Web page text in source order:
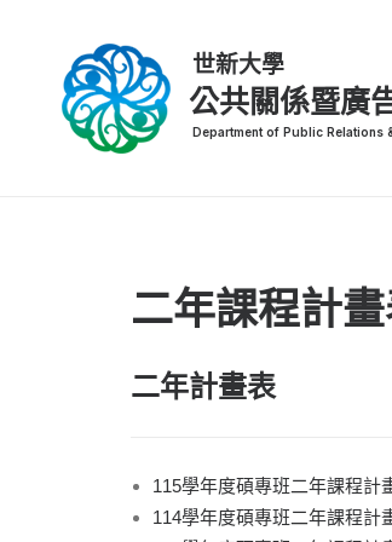
公共關係暨廣
二年課程計
二年計畫表
115學年度碩專班二年課程計
114學年度碩專班二年課程計